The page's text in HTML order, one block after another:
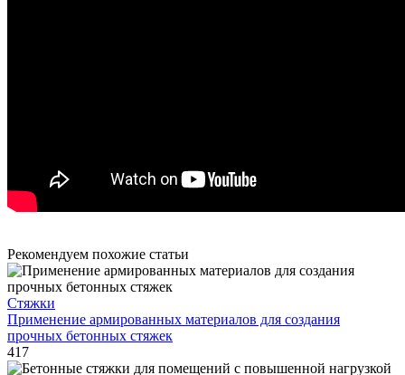
Рекомендуем похожие статьи
Стяжки
Применение армированных материалов для создания
прочных бетонных стяжек
417